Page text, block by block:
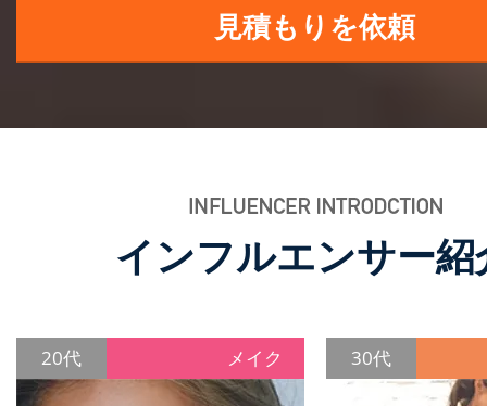
見積もりを依頼
インフルエンサー紹
20代 メイク 30代